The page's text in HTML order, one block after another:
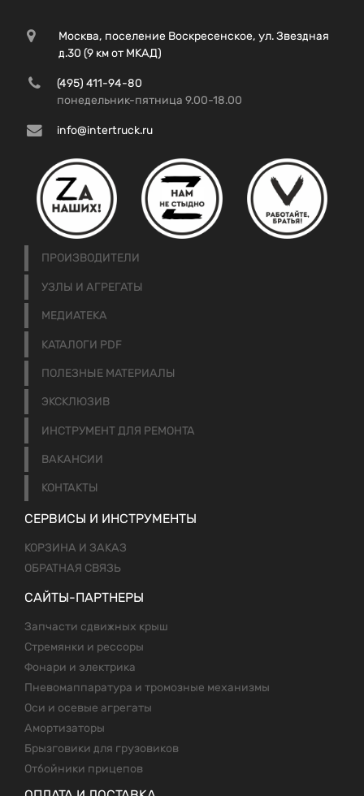
Москва, поселение Воскресенское, ул. Звездная
д.30 (9 км от МКАД)
(495) 411-94-80
понедельник-пятница 9.00-18.00
info@intertruck.ru
ПРОИЗВОДИТЕЛИ
УЗЛЫ И АГРЕГАТЫ
МЕДИАТЕКА
КАТАЛОГИ PDF
ПОЛЕЗНЫЕ МАТЕРИАЛЫ
ЭКСКЛЮЗИВ
ИНСТРУМЕНТ ДЛЯ РЕМОНТА
ВАКАНСИИ
КОНТАКТЫ
СЕРВИСЫ И ИНСТРУМЕНТЫ
КОРЗИНА И ЗАКАЗ
ОБРАТНАЯ СВЯЗЬ
САЙТЫ-ПАРТНЕРЫ
Запчасти сдвижных крыш
Стремянки и рессоры
Фонари и электрика
Пневомаппаратура и тромозные механизмы
Оси и осевые агрегаты
Амортизаторы
Брызговики для грузовиков
Отбойники прицепов